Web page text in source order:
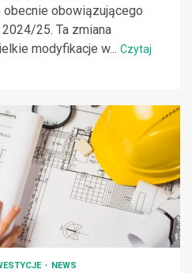
obowiązującego
25. Ta zmiana
modyfikacje w... Czytaj
NEWS